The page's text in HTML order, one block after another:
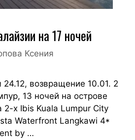
на 17 ночей
Ксения
возвращение 10.01. 2
13 ночей на острове
2-х Ibis Kuala Lumpur City
Waterfront Langkawi 4*
by …